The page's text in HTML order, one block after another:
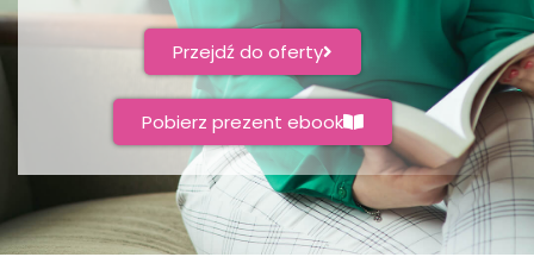
Przejdź do oferty
Pobierz prezent ebook